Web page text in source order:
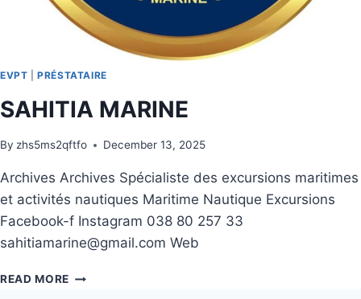
EVPT |PRÉSTATAIRE
SAHITIA MARINE
By zhs5ms2qftfo December 13, 2025
Archives Archives Spécialiste des excursions maritimes
et activités nautiques Maritime Nautique Excursions
Facebook-f Instagram 038 80 257 33
sahitiamarine@gmail.com Web
READ MORE